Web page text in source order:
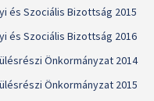
és Szociális Bizottság 2015
és Szociális Bizottság 2016
Önkormányzat 2014
Önkormányzat 2015